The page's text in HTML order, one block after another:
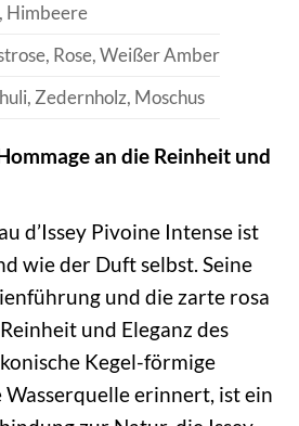
Himbeere
Rose, Weißer Amber
Zedernholz, Moschus
an die Reinheit und
d’Issey Pivoine Intense ist
wie der Duft selbst. Seine
und die zarte rosa
und Eleganz des
Kegel-förmige
Wasserquelle erinnert, ist ein